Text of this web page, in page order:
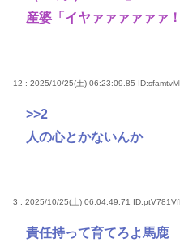
産婆「イヤァァァァァァ
12 : 2025/10/25(土) 06:23:09.85
>>2
人の心とかないんか
3 : 2025/10/25(土) 06:04:49.71
責任持って育てろよ馬鹿